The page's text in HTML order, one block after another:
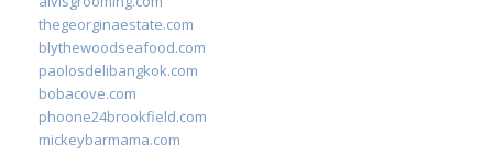
thegeorginaestate.com
blythewoodseafood.com
paolosdelibangkok.com
bobacove.com
phoone24brookfield.com
mickeybarmama.com